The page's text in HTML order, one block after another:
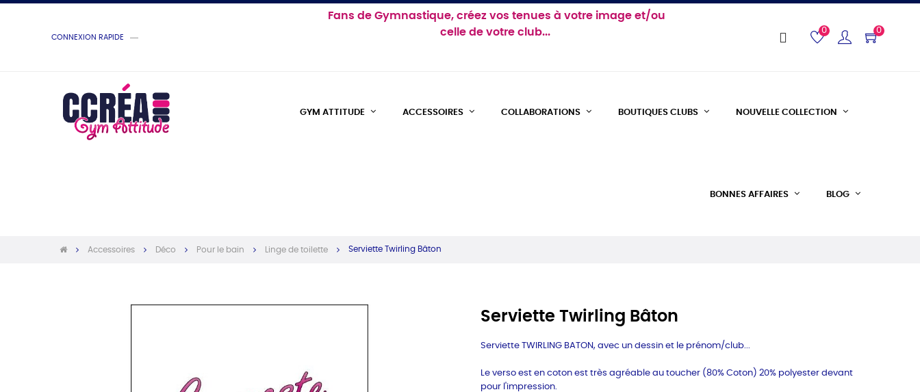
CONNEXION RAPIDE
Fans de Gymnastique, créez vos tenues à votre image et/ou
celle de votre club...
0 0
GYM ATTITUDE ACCESSOIRES COLLABORATIONS BOUTIQUES CLUBS NOUVELLE COLLECTION
BONNES AFFAIRES BLOG
Accessoires Déco Pour le bain Linge de toilette Serviette Twirling Bâton
Serviette Twirling Bâton
Serviette TWIRLING BATON, avec un dessin et le prénom/club...
Le verso est en coton est très agréable au toucher (80% Coton) 20% polyester devant
pour l'impression.